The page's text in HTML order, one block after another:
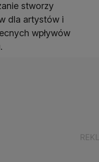
stworzy
dla artystów i
wpływów